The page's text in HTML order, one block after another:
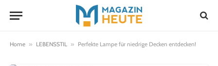
Home » LEBENSSTIL » Perfekte Lampe für niedrige Decken entdecken!